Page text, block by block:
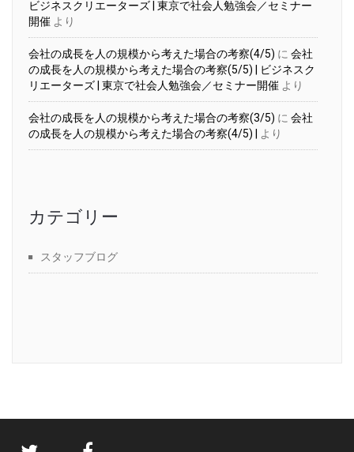
ビジネスクリエーターズ | 東京で社会人勉強会／セミナー
開催 より
会社の成長を人の規模から考えた場合の考察(4/5) に 会社
の成長を人の規模から考えた場合の考察(5/5) | ビジネスク
リエーターズ | 東京で社会人勉強会／セミナー開催 より
会社の成長を人の規模から考えた場合の考察(3/5) に 会社
の成長を人の規模から考えた場合の考察(4/5) |
より
カテゴリー
スタッフブログ